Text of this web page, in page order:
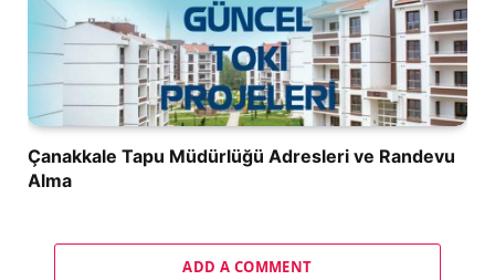
Çanakkale Tapu Müdürlüğü Adresleri ve Randevu
Alma
ADD A COMMENT